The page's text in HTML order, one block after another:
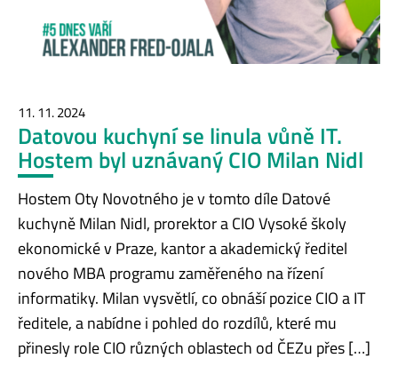
11. 11. 2024
Datovou kuchyní se linula vůně IT.
Hostem byl uznávaný CIO Milan Nidl
Hostem Oty Novotného je v tomto díle Datové
kuchyně Milan Nidl, prorektor a CIO Vysoké školy
ekonomické v Praze, kantor a akademický ředitel
nového MBA programu zaměřeného na řízení
informatiky. Milan vysvětlí, co obnáší pozice CIO a IT
ředitele, a nabídne i pohled do rozdílů, které mu
přinesly role CIO různých oblastech od ČEZu přes […]